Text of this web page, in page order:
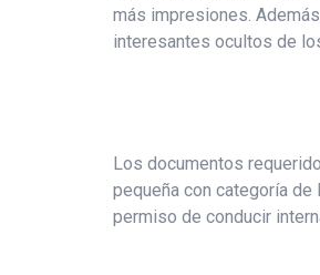
más impresiones.
interesantes ocultos de
Los documentos
pequeña con categoría
permiso de conducir